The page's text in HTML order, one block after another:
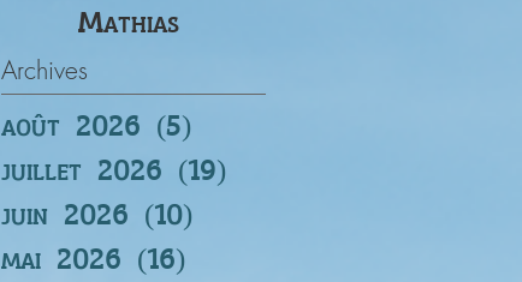
Mathias
Archives
août 2026 (5)
juillet 2026 (19)
juin 2026 (10)
mai 2026 (16)